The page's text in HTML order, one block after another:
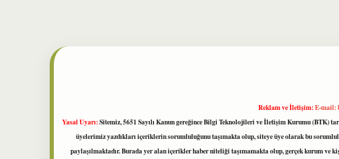
Reklam ve İletişim:E-mail:
Yasal Uyarı:Sitemiz, 5651 Sayılı Kanun gereğince Bilgi Teknolojileri ve İletişim Kurumu (BTK)
üyelerimiz yazdıkları içeriklerin sorumluluğunu taşımakta olup, siteye üye olarak bu
paylaşılmaktadır. Burada yer alan içerikler haber niteliği taşımamakta olup, gerçek kurum ve